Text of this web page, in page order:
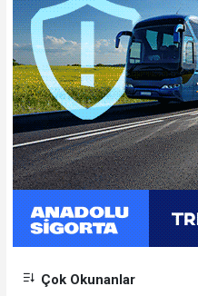
Çok Okunanlar